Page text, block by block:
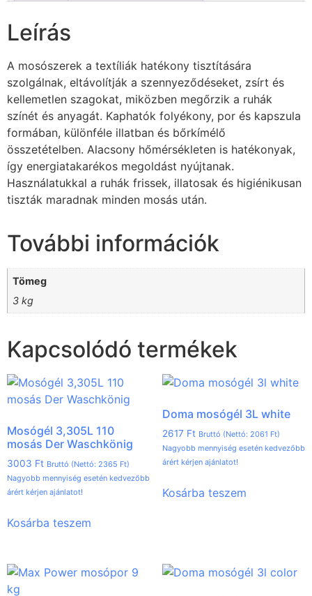
Leírás
A mosószerek a textíliák hatékony tisztítására
szolgálnak, eltávolítják a szennyeződéseket, zsírt és
kellemetlen szagokat, miközben megőrzik a ruhák
színét és anyagát. Kaphatók folyékony, por és kapszula
formában, különféle illatban és bőrkímélő
összetételben. Alacsony hőmérsékleten is hatékonyak,
így energiatakarékos megoldást nyújtanak.
Használatukkal a ruhák frissek, illatosak és higiénikusan
tiszták maradnak minden mosás után.
További információk
Tömeg
3 kg
Kapcsolódó termékek
Mosógél 3,305L 110
mosás Der Waschkönig
3003 Ft Bruttó (Nettó: 2365 Ft)
Nagyobb mennyiség esetén kedvezőbb
árért kérjen ajánlatot!
Kosárba teszem
Doma mosógél 3L white
2617 Ft Bruttó (Nettó: 2061 Ft)
Nagyobb mennyiség esetén kedvezőbb
árért kérjen ajánlatot!
Kosárba teszem